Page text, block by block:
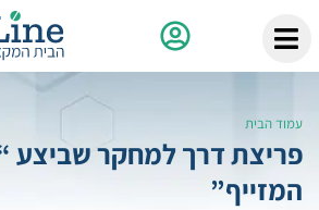
עמוד הבית
פריצת דרך למחקר שביצע
המזייף”